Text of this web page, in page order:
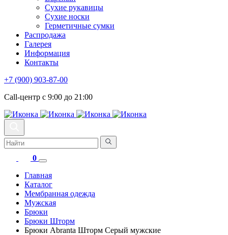
Сухие рукавицы
Сухие носки
Герметичные сумки
Распродажа
Галерея
Информация
Контакты
+7 (900) 903-87-00
Call-центр с 9:00 до 21:00
0
Главная
Каталог
Мембранная одежда
Мужская
Брюки
Брюки Шторм
Брюки Abranta Шторм Серый мужские